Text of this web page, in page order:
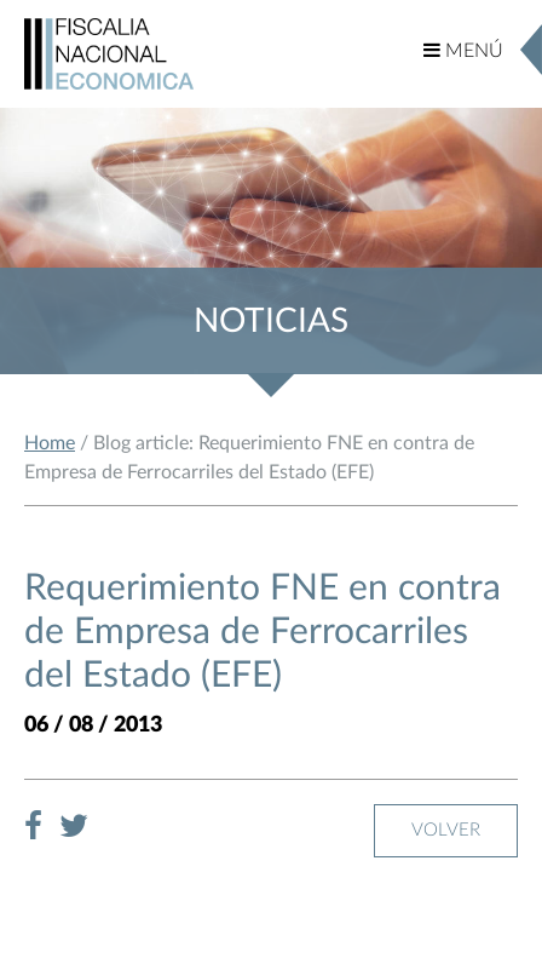
MENÚ
MENÚ
NOTICIAS
Home / Blog article: Requerimiento FNE en contra de
Empresa de Ferrocarriles del Estado (EFE)
Requerimiento FNE en contra
de Empresa de Ferrocarriles
del Estado (EFE)
06 / 08 / 2013
VOLVER